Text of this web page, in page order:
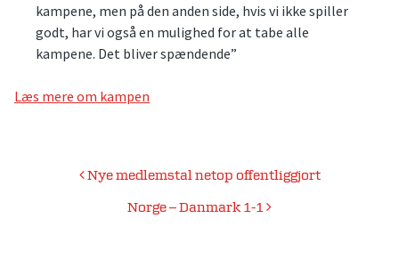
kampene, men på den anden side, hvis vi ikke spiller
godt, har vi også en mulighed for at tabe alle
kampene. Det bliver spændende”
Læs mere om kampen
Indlægsnavigation
Nye medlemstal netop offentliggjort
Norge – Danmark 1-1